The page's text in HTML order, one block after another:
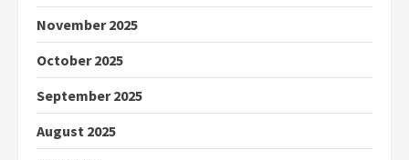
November 2025
October 2025
September 2025
August 2025